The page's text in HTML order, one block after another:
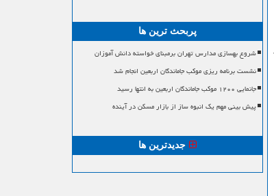
پربحث ترین ها
شروع بهسازی مدارس تهران برمبنای خواسته دانش آموزان
نشست برنامه ریزی موکب جاماندگان اربعین انجام شد
جانمایی ۱۲۰۰ موکب جاماندگان اربعین به انتها رسید
پیش بینی مهم یک انبوه ساز از بازار مسکن در آینده
جدیدترین ها